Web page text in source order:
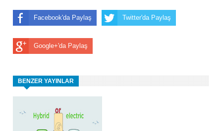
Facebook'da Paylaş Twitter'da Paylaş
Google+'da Paylaş
BENZER YAYINLAR